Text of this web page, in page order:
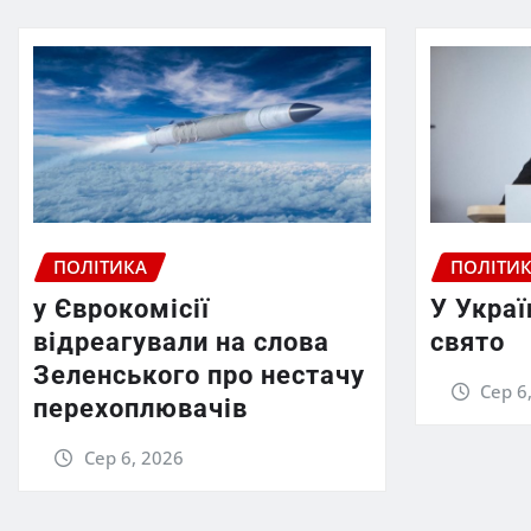
ПОЛІТИКА
у Єврокомісії
відреагували на слова
Зеленського про нестачу
перехоплювачів
Сер 6, 2026
У
свято
Сер